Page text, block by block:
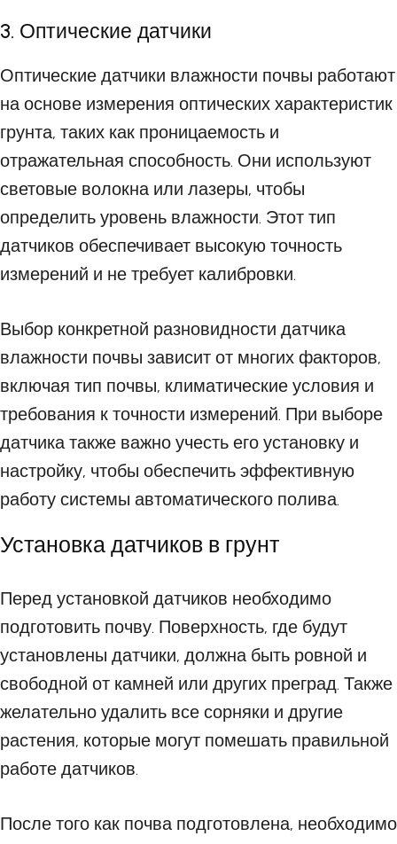
3. Оптические датчики
Оптические датчики влажности почвы работают
на основе измерения оптических характеристик
грунта, таких как проницаемость и
отражательная способность. Они используют
световые волокна или лазеры, чтобы
определить уровень влажности. Этот тип
датчиков обеспечивает высокую точность
измерений и не требует калибровки.
Выбор конкретной разновидности датчика
влажности почвы зависит от многих факторов,
включая тип почвы, климатические условия и
требования к точности измерений. При выборе
датчика также важно учесть его установку и
настройку, чтобы обеспечить эффективную
работу системы автоматического полива.
Установка датчиков в грунт
Перед установкой датчиков необходимо
подготовить почву. Поверхность, где будут
установлены датчики, должна быть ровной и
свободной от камней или других преград. Также
желательно удалить все сорняки и другие
растения, которые могут помешать правильной
работе датчиков.
После того как почва подготовлена, необходимо